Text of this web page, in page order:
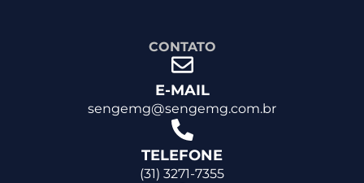
CONTATO
E-MAIL
sengemg@sengemg.com.br
TELEFONE
(31) 3271-7355